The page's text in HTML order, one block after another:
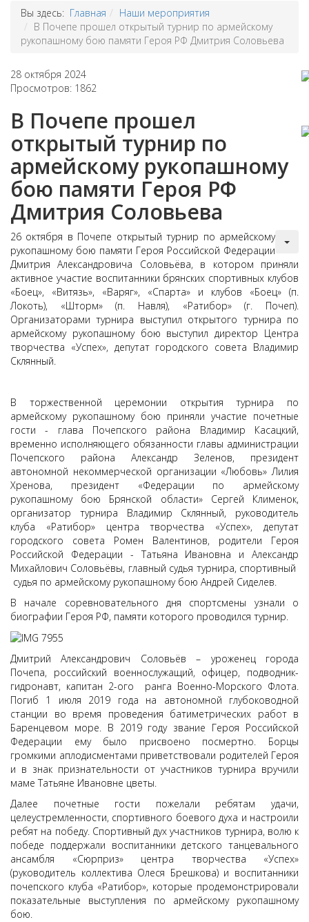
Вы здесь: Главная
Наши мероприятия
В Почепе прошел открытый турнир по армейскому
рукопашному бою памяти Героя РФ Дмитрия Соловьева
28 октября 2024
Просмотров: 1862
В Почепе прошел
открытый турнир по
армейскому рукопашному
бою памяти Героя РФ
Дмитрия Соловьева
26 октября в Почепе открытый турнир по армейскому
рукопашному бою памяти Героя Российской Федерации
Дмитрия Александровича Соловьёва, в котором приняли
активное участие воспитанники брянских спортивных клубов
«Боец», «Витязь», «Варяг», «Спарта» и клубов «Боец» (п.
Локоть), «Шторм» (п. Навля), «Ратибор» (г. Почеп).
Организаторами турнира выступил открытого турнира по
армейскому рукопашному бою выступил директор Центра
творчества «Успех», депутат городского совета Владимир
Склянный.
В торжественной церемонии открытия турнира по
армейскому рукопашному бою приняли участие почетные
гости - глава Почепского района Владимир Касацкий,
временно исполняющего обязанности главы администрации
Почепского района Александр Зеленов, президент
автономной некоммерческой организации «Любовь» Лилия
Хренова, президент «Федерации по армейскому
рукопашному бою Брянской области» Сергей Клименок,
организатор турнира Владимир Склянный, руководитель
клуба «Ратибор» центра творчества «Успех», депутат
городского совета Ромен Валентинов, родители Героя
Российской Федерации - Татьяна Ивановна и Александр
Михайлович Соловьёвы, главный судья турнира, спортивный
судья по армейскому рукопашному бою Андрей Сиделев.
В начале соревновательного дня спортсмены узнали о
биографии Героя РФ, памяти которого проводился турнир.
Дмитрий Александрович Соловьёв – уроженец города
Почепа, российский военнослужащий, офицер, подводник-
гидронавт, капитан 2-ого ранга Военно-Морского Флота.
Погиб 1 июля 2019 года на автономной глубоководной
станции во время проведения батиметрических работ в
Баренцевом море. В 2019 году звание Героя Российской
Федерации ему было присвоено посмертно. Борцы
громкими аплодисментами приветствовали родителей Героя
и в знак признательности от участников турнира вручили
маме Татьяне Ивановне цветы.
Далее почетные гости пожелали ребятам удачи,
целеустремленности, спортивного боевого духа и настроили
ребят на победу. Спортивный дух участников турнира, волю к
победе поддержали воспитанники детского танцевального
ансамбля «Сюрприз» центра творчества «Успех»
(руководитель коллектива Олеся Брешкова) и воспитанники
почепского клуба «Ратибор», которые продемонстрировали
показательные выступления по армейскому рукопашному
бою.